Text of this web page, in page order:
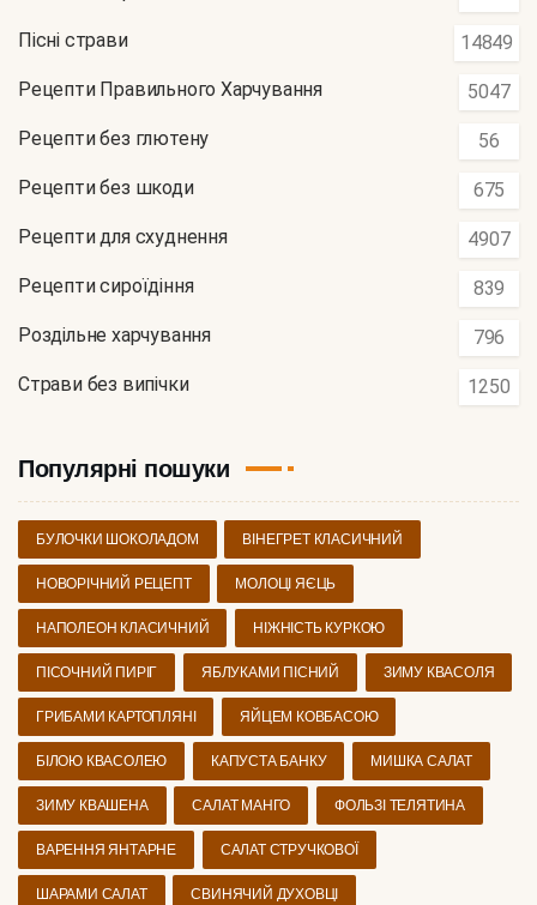
Пісні страви 14849
Рецепти Правильного Харчування 5047
Рецепти без глютену 56
Рецепти без шкоди 675
Рецепти для схуднення 4907
Рецепти сироїдіння 839
Роздільне харчування 796
Страви без випічки 1250
Популярні пошуки
БУЛОЧКИ ШОКОЛАДОМ ВІНЕГРЕТ КЛАСИЧНИЙ
НОВОРІЧНИЙ РЕЦЕПТ МОЛОЦІ ЯЄЦЬ
НАПОЛЕОН КЛАСИЧНИЙ НІЖНІСТЬ КУРКОЮ
ПІСОЧНИЙ ПИРІГ ЯБЛУКАМИ ПІСНИЙ ЗИМУ КВАСОЛЯ
ГРИБАМИ КАРТОПЛЯНІ ЯЙЦЕМ КОВБАСОЮ
БІЛОЮ КВАСОЛЕЮ КАПУСТА БАНКУ МИШКА САЛАТ
ЗИМУ КВАШЕНА САЛАТ МАНГО ФОЛЬЗІ ТЕЛЯТИНА
ВАРЕННЯ ЯНТАРНЕ САЛАТ СТРУЧКОВОЇ
ШАРАМИ САЛАТ СВИНЯЧИЙ ДУХОВЦІ